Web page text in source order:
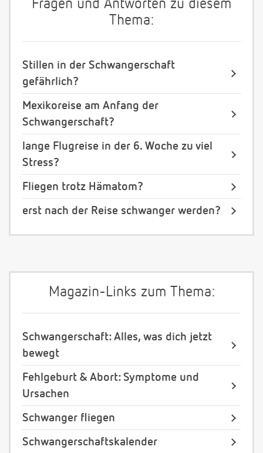
Fragen und Antworten zu diesem
Thema:
Stillen in der Schwangerschaft
gefährlich?
Mexikoreise am Anfang der
Schwangerschaft?
lange Flugreise in der 6. Woche zu viel
Stress?
Fliegen trotz Hämatom?
erst nach der Reise schwanger werden?
Magazin-Links zum Thema:
Schwangerschaft: Alles, was dich jetzt
bewegt
Fehlgeburt & Abort: Symptome und
Ursachen
Schwanger fliegen
Schwangerschaftskalender